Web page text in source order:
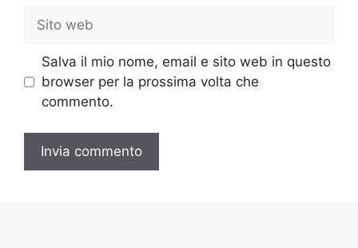
Sito
web
Salva il mio nome, email e sito web in questo
browser per la prossima volta che
commento.